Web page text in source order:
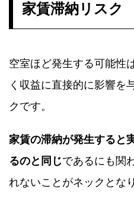
家賃滞納リスク
空室ほど発生する可能性
く収益に直接的に影響を
クです。
家賃の滞納が発生すると
るのと同じであるにも関
れないことがネックとな